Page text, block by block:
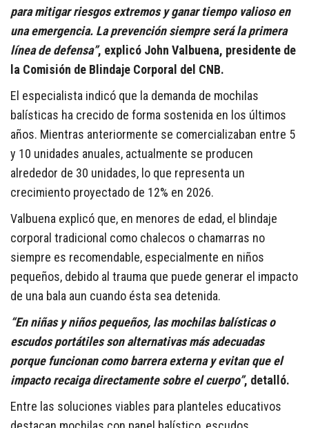
para mitigar riesgos extremos y ganar tiempo valioso en
una emergencia. La prevención siempre será la primera
línea de defensa”, explicó John Valbuena, presidente de
la Comisión de Blindaje Corporal del CNB.
El especialista indicó que la demanda de mochilas
balísticas ha crecido de forma sostenida en los últimos
años. Mientras anteriormente se comercializaban entre 5
y 10 unidades anuales, actualmente se producen
alrededor de 30 unidades, lo que representa un
crecimiento proyectado de 12% en 2026.
Valbuena explicó que, en menores de edad, el blindaje
corporal tradicional como chalecos o chamarras no
siempre es recomendable, especialmente en niños
pequeños, debido al trauma que puede generar el impacto
de una bala aun cuando ésta sea detenida.
“En niñas y niños pequeños, las mochilas balísticas o
escudos portátiles son alternativas más adecuadas
porque funcionan como barrera externa y evitan que el
impacto recaiga directamente sobre el cuerpo”, detalló.
Entre las soluciones viables para planteles educativos